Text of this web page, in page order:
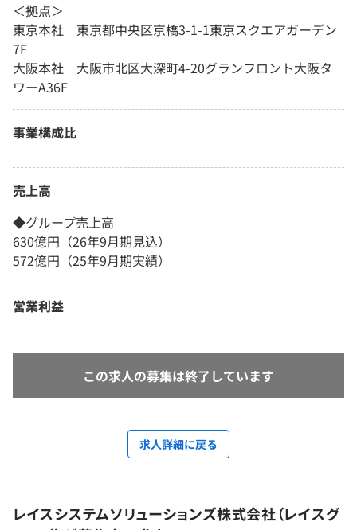
＜拠点＞
東京本社 東京都中央区京橋3-1-1東京スクエアガーデン
7F
大阪本社 大阪市北区大深町4-20グランフロント大阪タ
ワーA36F
事業構成比
売上高
◆グループ売上高
630億円（26年9月期見込）
572億円（25年9月期実績）
営業利益
この求人の募集は終了しています
求人詳細に戻る
レイスシステムソリューションズ株式会社（レイスグ